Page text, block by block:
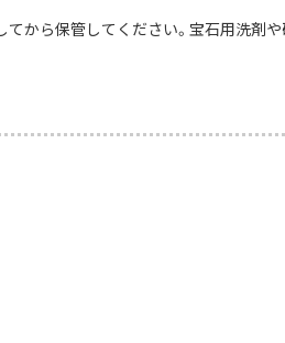
てから保管してください。宝石用洗剤